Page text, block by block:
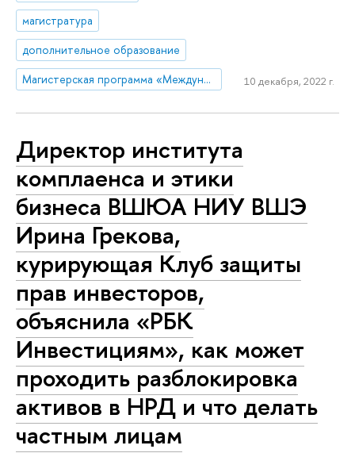
магистратура
дополнительное образование
Магистерская программа «Международный корпоративный комплаенс и этика бизнеса»
10 декабря, 2022 г.
Директор института
комплаенса и этики
бизнеса ВШЮА НИУ ВШЭ
Ирина Грекова,
курирующая Клуб защиты
прав инвесторов,
объяснила «РБК
Инвестициям», как может
проходить разблокировка
активов в НРД и что делать
частным лицам